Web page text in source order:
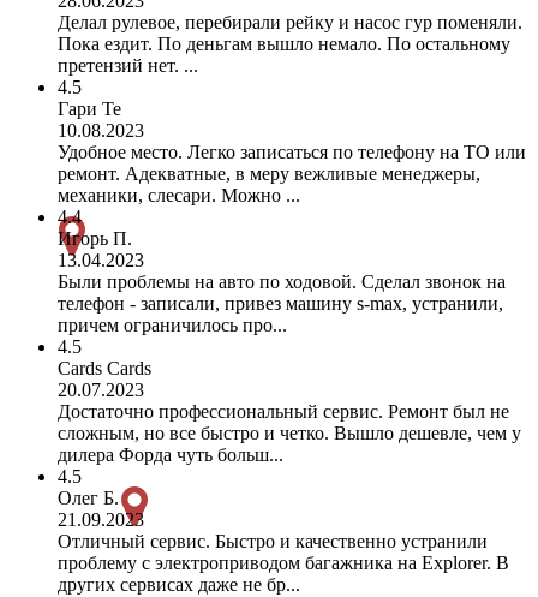
Делал рулевое, перебирали рейку и насос гур поменяли.
Пока ездит. По деньгам вышло немало. По остальному
претензий нет. ...
4.5
Гари Те
10.08.2023
Удобное место. Легко записаться по телефону на ТО или
ремонт. Адекватные, в меру вежливые менеджеры,
механики, слесари. Можно ...
4.4
Игорь П.
13.04.2023
Были проблемы на авто по ходовой. Сделал звонок на
телефон - записали, привез машину s-max, устранили,
причем ограничилось про...
4.5
Cards Cards
20.07.2023
Достаточно профессиональный сервис. Ремонт был не
сложным, но все быстро и четко. Вышло дешевле, чем у
дилера Форда чуть больш...
4.5
Олег Б.
21.09.2023
Отличный сервис. Быстро и качественно устранили
проблему с электроприводом багажника на Explorer. В
других сервисах даже не бр...